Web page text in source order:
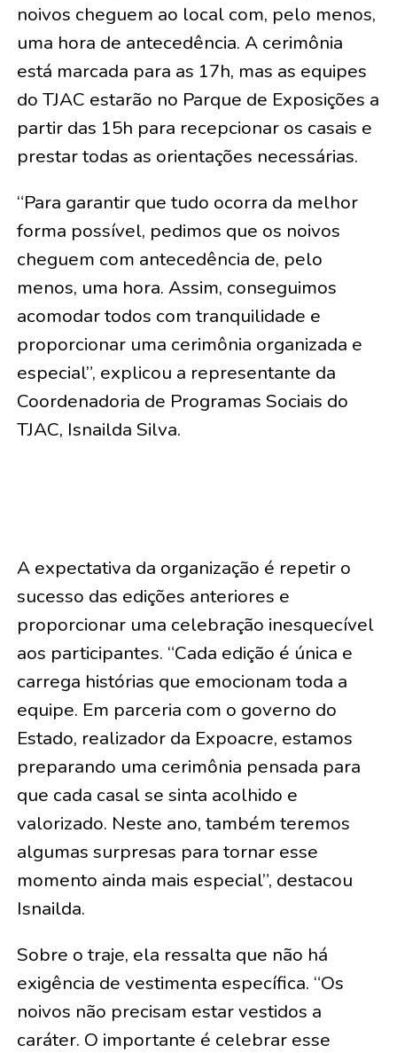
noivos cheguem ao local com, pelo menos,
uma hora de antecedência. A cerimônia
está marcada para as 17h, mas as equipes
do TJAC estarão no Parque de Exposições a
partir das 15h para recepcionar os casais e
prestar todas as orientações necessárias.
“Para garantir que tudo ocorra da melhor
forma possível, pedimos que os noivos
cheguem com antecedência de, pelo
menos, uma hora. Assim, conseguimos
acomodar todos com tranquilidade e
proporcionar uma cerimônia organizada e
especial”, explicou a representante da
Coordenadoria de Programas Sociais do
TJAC, Isnailda Silva.
A expectativa da organização é repetir o
sucesso das edições anteriores e
proporcionar uma celebração inesquecível
aos participantes. “Cada edição é única e
carrega histórias que emocionam toda a
equipe. Em parceria com o governo do
Estado, realizador da Expoacre, estamos
preparando uma cerimônia pensada para
que cada casal se sinta acolhido e
valorizado. Neste ano, também teremos
algumas surpresas para tornar esse
momento ainda mais especial”, destacou
Isnailda.
Sobre o traje, ela ressalta que não há
exigência de vestimenta específica. “Os
noivos não precisam estar vestidos a
caráter. O importante é celebrar esse